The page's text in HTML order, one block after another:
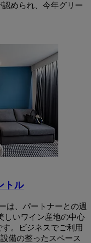
められ、今年グリー
トル
は、パートナーとの週
しいワイン産地の中心
。ビジネスでご利用
備の整ったスペース